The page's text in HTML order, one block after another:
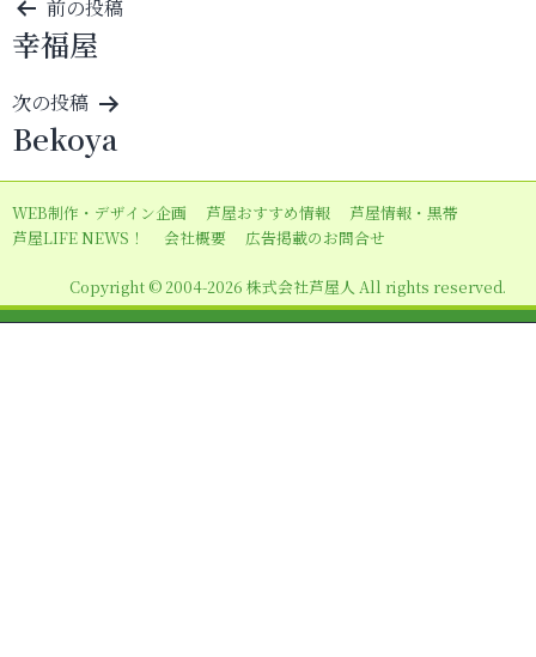
投
稿
ナ
ビ
ゲ
ー
シ
ン
前の投稿
幸福屋
次の投稿
Bekoya
WEB制作・デザイン企画 芦屋おすすめ情報
芦屋情報・黒帯
芦屋LIFE NEWS！
会社概要 広告掲載のお問合せ
Copyright © 2004-2026 株式会社芦屋人 All rights reserved.